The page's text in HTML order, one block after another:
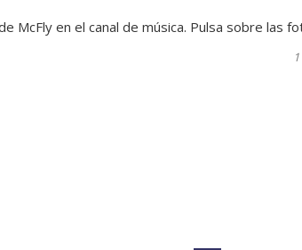
McFly en el canal de música. Pulsa sobre las